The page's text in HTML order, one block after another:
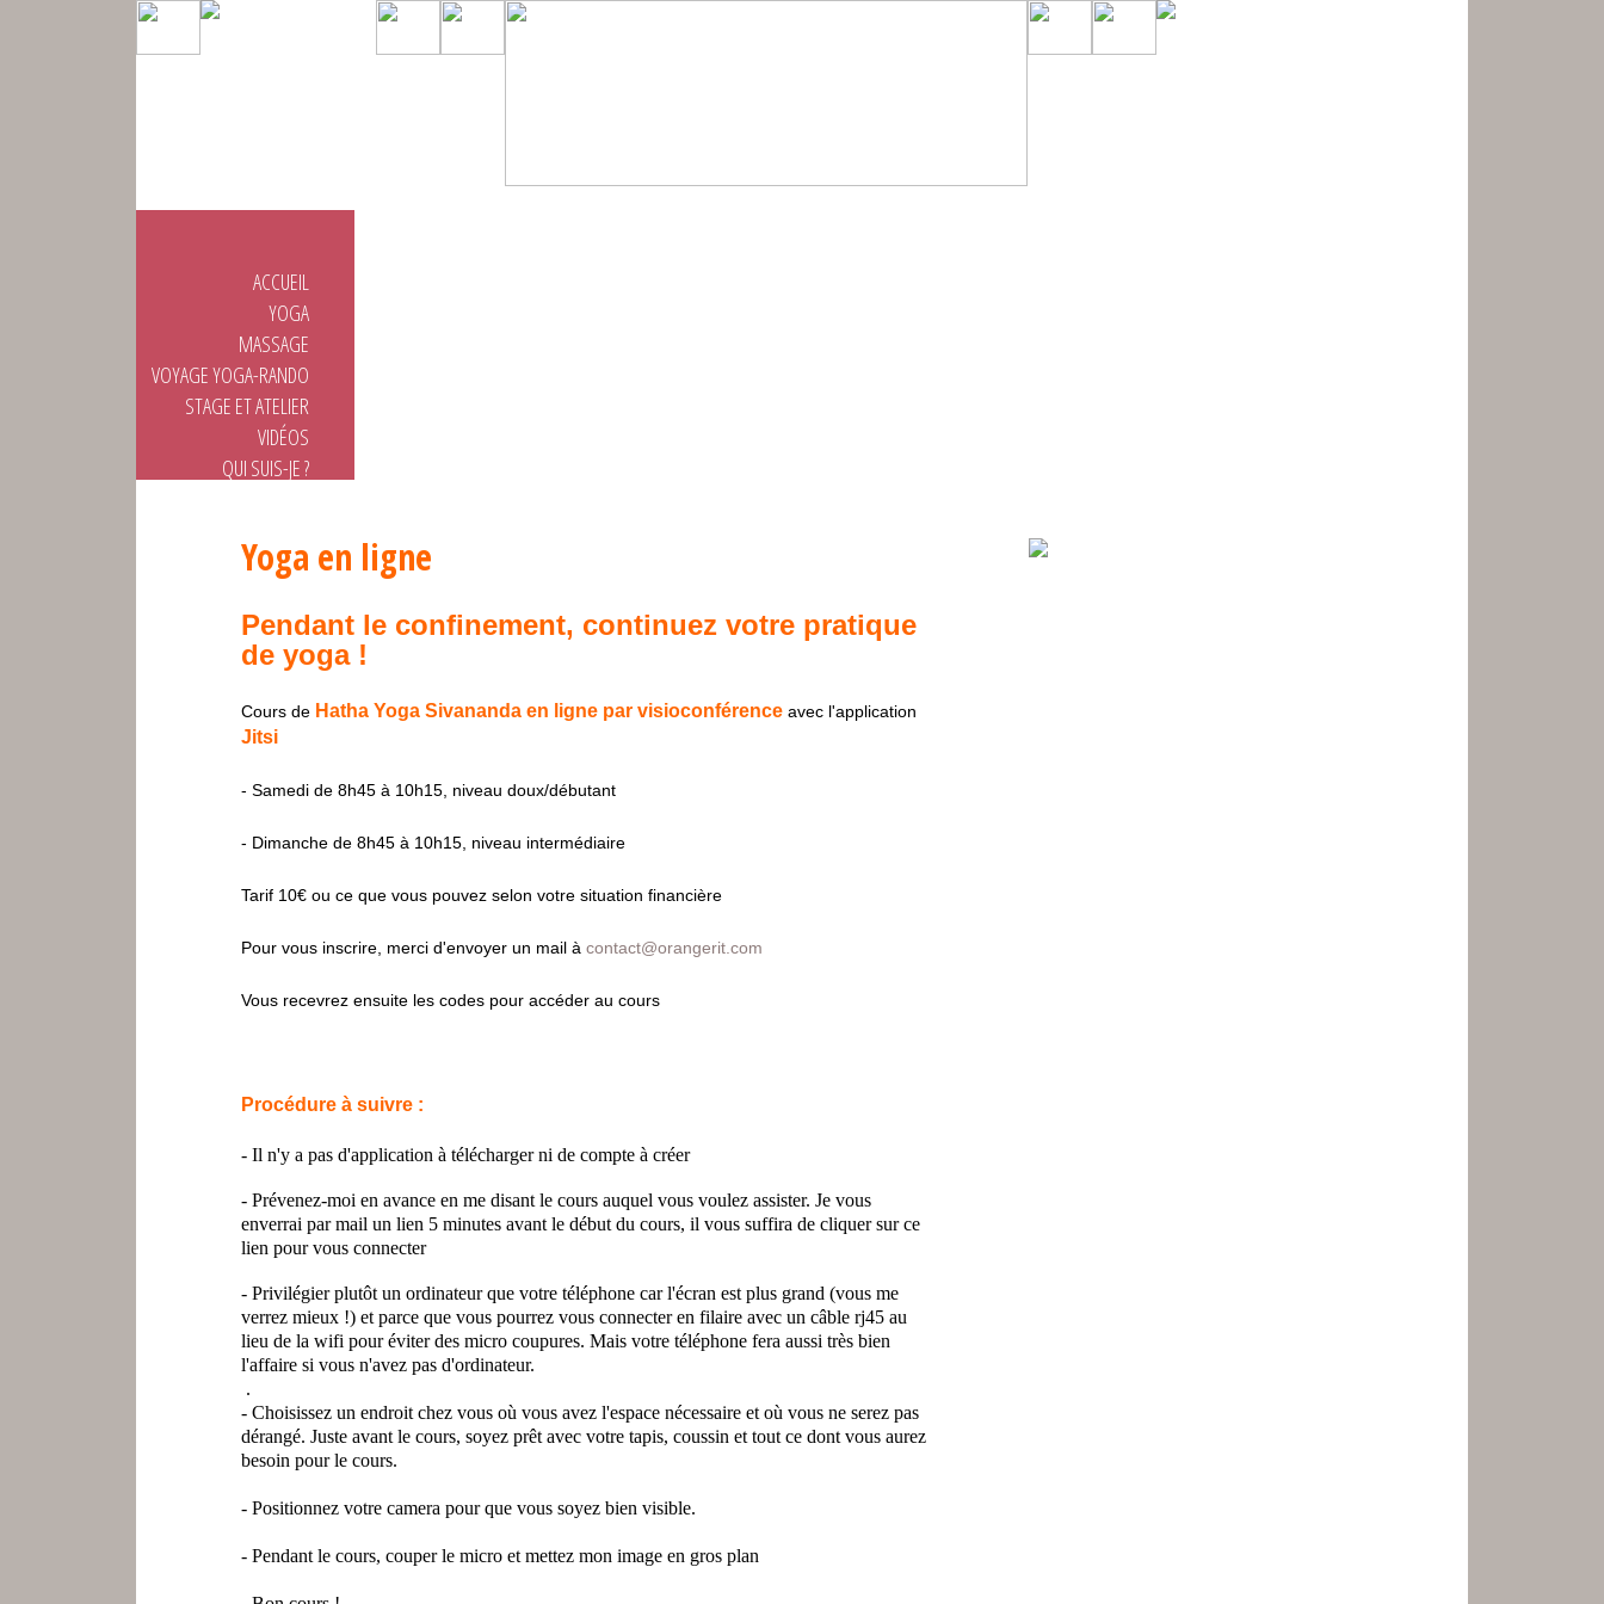
ACCUEIL
YOGA
MASSAGE
VOYAGE YOGA-RANDO
STAGE ET ATELIER
VIDÉOS
QUI SUIS-JE ?
Yoga en ligne
Pendant le confinement, continuez votre pratique
de yoga !
Cours de Hatha Yoga Sivananda en ligne par visioconférence avec l'application
Jitsi
- Samedi de 8h45 à 10h15, niveau doux/débutant
- Dimanche de 8h45 à 10h15, niveau intermédiaire
Tarif 10€ ou ce que vous pouvez selon votre situation financière
Pour vous inscrire, merci d'envoyer un mail à contact@orangerit.com
Vous recevrez ensuite les codes pour accéder au cours
Procédure à suivre :
- Il n'y a pas d'application à télécharger ni de compte à créer
- Prévenez-moi en avance en me disant le cours auquel vous voulez assister. Je vous
enverrai par mail un lien 5 minutes avant le début du cours, il vous suffira de cliquer sur ce
lien pour vous connecter
- Privilégier plutôt un ordinateur que votre téléphone car l'écran est plus grand (vous me
verrez mieux !) et parce que vous pourrez vous connecter en filaire avec un câble rj45 au
lieu de la wifi pour éviter des micro coupures. Mais votre téléphone fera aussi très bien
l'affaire si vous n'avez pas d'ordinateur.
.
- Choisissez un endroit chez vous où vous avez l'espace nécessaire et où vous ne serez pas
dérangé. Juste avant le cours, soyez prêt avec votre tapis, coussin et tout ce dont vous aurez
besoin pour le cours.
- Positionnez votre camera pour que vous soyez bien visible.
- Pendant le cours, couper le micro et mettez mon image en gros plan